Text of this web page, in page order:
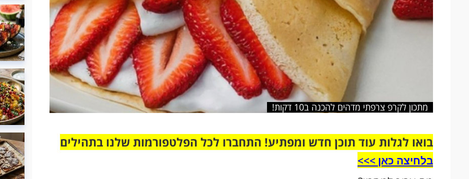
מתכון לקרפ צרפתי מדהים להכנה ב10 דקות!
בואו לגלות עוד תוכן חדש ומפתיע! התחברו לכל הפלטפורמות שלנו בתהילים
בלחיצה כאן >>>​